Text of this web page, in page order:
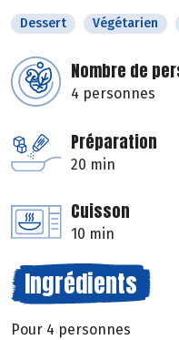
Dessert Végétarien
Nombre de
4 personnes
Préparation
20 min
Cuisson
10 min
Ingrédients
Pour 4 personnes